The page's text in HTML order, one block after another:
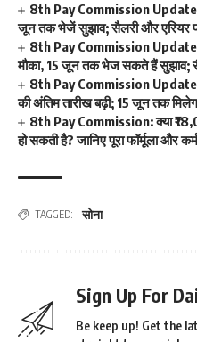
8th Pay Commission Update:
जून तक भेजें सुझाव; सैलरी और एरियर
8th Pay Commission Update:
मौका, 15 जून तक भेज सकते हैं सुझाव;
8th Pay Commission Update:
की अंतिम तारीख बढ़ी; 15 जून तक
8th Pay Commission: क्या
हो सकती है? जानिए पूरा फॉर्मूला और
TAGGED: सोना
Sign Up For
Be keep up! Get the